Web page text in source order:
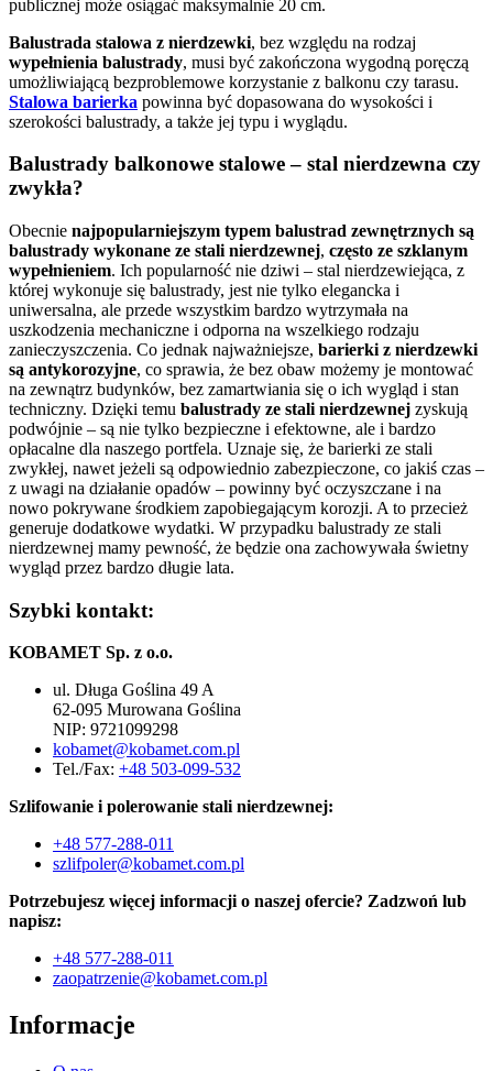
publicznej może osiągać maksymalnie 20 cm.
Balustrada stalowa z nierdzewki, bez względu na rodzaj
wypełnienia balustrady, musi być zakończona wygodną poręczą
umożliwiającą bezproblemowe korzystanie z balkonu czy tarasu.
Stalowa barierka powinna być dopasowana do wysokości i
szerokości balustrady, a także jej typu i wyglądu.
Balustrady balkonowe stalowe – stal nierdzewna czy
zwykła?
Obecnie najpopularniejszym typem balustrad zewnętrznych są
balustrady wykonane ze stali nierdzewnej, często ze szklanym
wypełnieniem. Ich popularność nie dziwi – stal nierdzewiejąca, z
której wykonuje się balustrady, jest nie tylko elegancka i
uniwersalna, ale przede wszystkim bardzo wytrzymała na
uszkodzenia mechaniczne i odporna na wszelkiego rodzaju
zanieczyszczenia. Co jednak najważniejsze, barierki z nierdzewki
są antykorozyjne, co sprawia, że bez obaw możemy je montować
na zewnątrz budynków, bez zamartwiania się o ich wygląd i stan
techniczny. Dzięki temu balustrady ze stali nierdzewnej zyskują
podwójnie – są nie tylko bezpieczne i efektowne, ale i bardzo
opłacalne dla naszego portfela. Uznaje się, że barierki ze stali
zwykłej, nawet jeżeli są odpowiednio zabezpieczone, co jakiś czas –
z uwagi na działanie opadów – powinny być oczyszczane i na
nowo pokrywane środkiem zapobiegającym korozji. A to przecież
generuje dodatkowe wydatki. W przypadku balustrady ze stali
nierdzewnej mamy pewność, że będzie ona zachowywała świetny
wygląd przez bardzo długie lata.
Szybki kontakt:
KOBAMET Sp. z o.o.
ul. Długa Goślina 49 A
62-095 Murowana Goślina
NIP: 9721099298
kobamet@kobamet.com.pl
Tel./Fax: +48 503-099-532
Szlifowanie i polerowanie stali nierdzewnej:
+48 577-288-011
szlifpoler@kobamet.com.pl
Potrzebujesz więcej informacji o naszej ofercie? Zadzwoń lub
napisz:
+48 577-288-011
zaopatrzenie@kobamet.com.pl
Informacje